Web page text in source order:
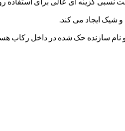
شیک ایجاد می کند.
سازنده حک شده در داخل رکاب